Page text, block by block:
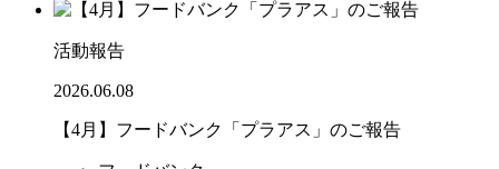
活動報告
2026.06.08
【4月】フードバンク「プラアス」のご報告